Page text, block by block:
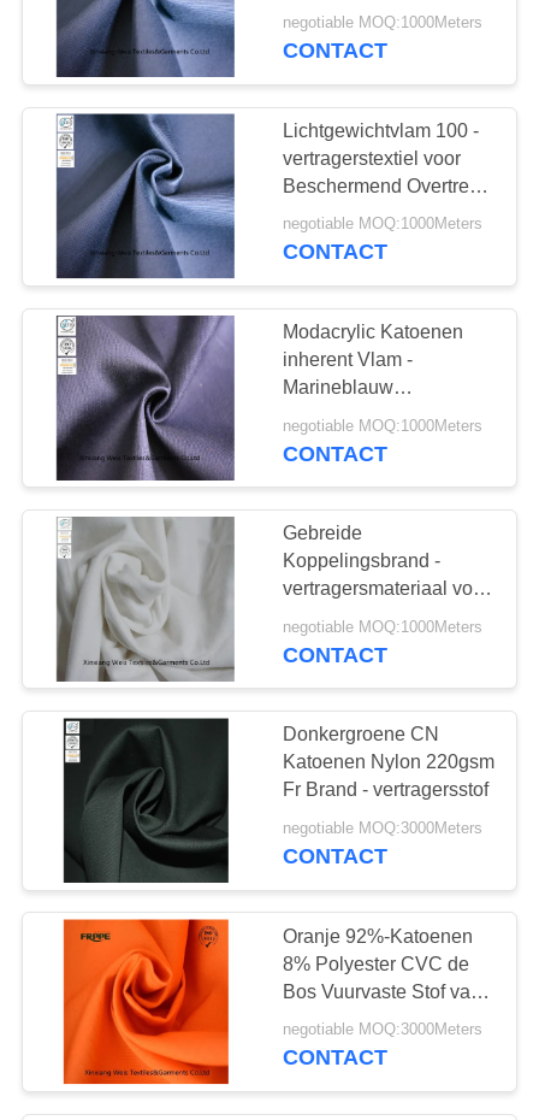
De inherente
Kleding van Fr
17
brand -
vertragersstof
Hoge Zichtstof
14
anti-statische
structuur
21s*21s
negotiable MOQ:1000Meters
CONTACT
Lichtgewichtvlam 100 -
vertragerstextiel voor
Beschermend Overtrek
21s*21s
negotiable MOQ:1000Meters
CONTACT
Modacrylic Katoenen
inherent Vlam -
Marineblauw
vertragersstof Gebreid
Piqué
negotiable MOQ:1000Meters
CONTACT
Gebreide
Koppelingsbrand -
vertragersmateriaal voor
de Kleding van
Beschermend
negotiable MOQ:1000Meters
CONTACT
Donkergroene CN
Katoenen Nylon 220gsm
Fr Brand - vertragersstof
negotiable MOQ:3000Meters
CONTACT
Oranje 92%-Katoenen
8% Polyester CVC de
Bos Vuurvaste Stof van
300gsm
negotiable MOQ:3000Meters
CONTACT